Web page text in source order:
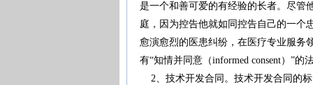
是一个和善可爱的有经验的长者。尽管
庭，因为控告他就如同控告自己的一个
愈演愈烈的医患纠纷，在医疗专业服务
有“知情并同意（informed consent）”
2、技术开发合同。技术开发合同的